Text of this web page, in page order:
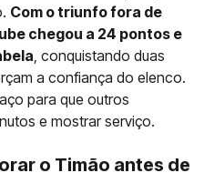
Com o triunfo fora de
chegou a 24 pontos e
, conquistando duas
a confiança do elenco.
para que outros
e mostrar serviço.
o Timão antes de